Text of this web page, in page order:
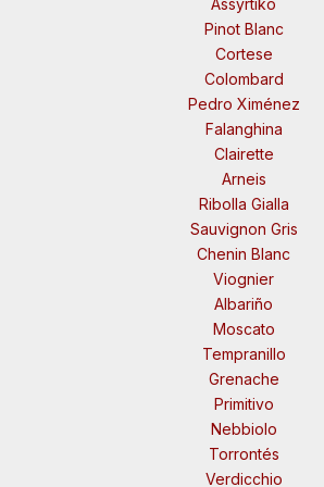
Assyrtiko
Pinot Blanc
Cortese
Colombard
Pedro Ximénez
Falanghina
Clairette
Arneis
Ribolla Gialla
Sauvignon Gris
Chenin Blanc
Viognier
Albariño
Moscato
Tempranillo
Grenache
Primitivo
Nebbiolo
Torrontés
Verdicchio